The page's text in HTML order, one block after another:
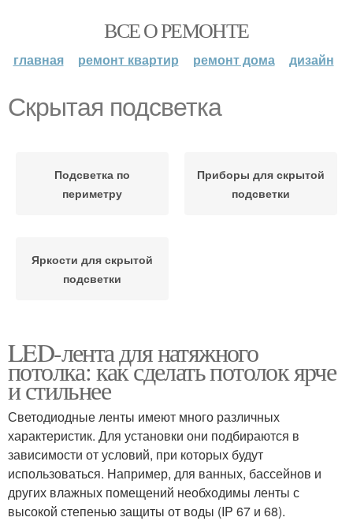
ВСЕ О РЕМОНТЕ
главная ремонт квартир ремонт дома дизайн
Скрытая подсветка
Подсветка по
периметру
Приборы для скрытой
подсветки
Яркости для скрытой
подсветки
LED-лента для натяжного
потолка: как сделать потолок ярче
и стильнее
Светодиодные ленты имеют много различных
характеристик. Для установки они подбираются в
зависимости от условий, при которых будут
использоваться. Например, для ванных, бассейнов и
других влажных помещений необходимы ленты с
высокой степенью защиты от воды (IP 67 и 68).